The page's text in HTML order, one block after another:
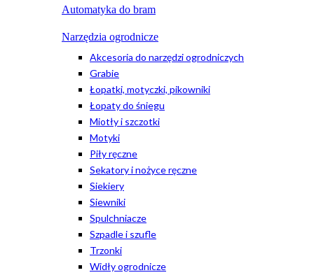
Automatyka do bram
Narzędzia ogrodnicze
Akcesoria do narzędzi ogrodniczych
Grabie
Łopatki, motyczki, pikowniki
Łopaty do śniegu
Miotły i szczotki
Motyki
Piły ręczne
Sekatory i nożyce ręczne
Siekiery
Siewniki
Spulchniacze
Szpadle i szufle
Trzonki
Widły ogrodnicze